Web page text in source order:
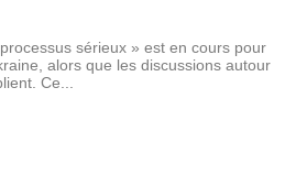
sérieux » est en cours pour
alors que les discussions autour
Ce...